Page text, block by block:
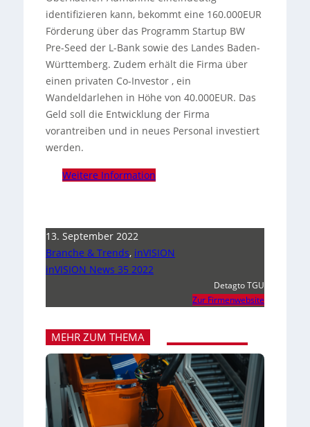
identifizieren kann, bekommt eine 160.000EUR
Förderung über das Programm Startup BW
Pre-Seed der L-Bank sowie des Landes Baden-
Württemberg. Zudem erhält die Firma über
einen privaten Co-Investor , ein
Wandeldarlehen in Höhe von 40.000EUR. Das
Geld soll die Entwicklung der Firma
vorantreiben und in neues Personal investiert
werden.
Weitere Information
13. September 2022
Branche & Trends, inVISION
inVISION News 35 2022
Detagto TGU
Zur Firmenwebsite
MEHR ZUM THEMA